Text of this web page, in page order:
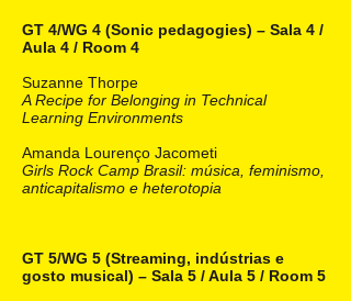
GT 4/WG 4 (Sonic pedagogies) – Sala 4 /
Aula 4 / Room 4
Suzanne Thorpe
A Recipe for Belonging in Technical
Learning Environments
Amanda Lourenço Jacometi
Girls Rock Camp Brasil: música, feminismo,
anticapitalismo e heterotopia
GT 5/WG 5 (Streaming, indústrias e
gosto musical) – Sala 5 / Aula 5 / Room 5